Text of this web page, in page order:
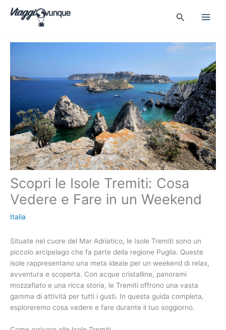
Cerca
Scopri le Isole Tremiti: Cosa
Vedere e Fare in un Weekend
Italia
Situate nel cuore del Mar Adriatico, le Isole Tremiti sono un
piccolo arcipelago che fa parte della regione Puglia. Queste
isole rappresentano una meta ideale per un weekend di relax,
avventura e scoperta. Con acque cristalline, panorami
mozzafiato e una ricca storia, le Tremiti offrono una vasta
gamma di attività per tutti i gusti. In questa guida completa,
esploreremo cosa vedere e fare durante il tuo soggiorno.